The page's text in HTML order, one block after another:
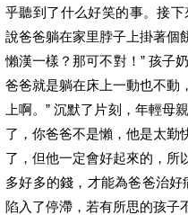
乎聽到了什么好笑的事。接
說爸爸躺在家里脖子上掛著個
懶漢一樣？那可不對！” 孩子
爸爸就是躺在床上一動也不動
上啊。” 沉默了片刻，年輕母
了，你爸爸不是懶，他是太勤
了，但他一定會好起來的，所
多好多的錢，才能為爸爸治好
陷入了停滯，若有所思的孩子